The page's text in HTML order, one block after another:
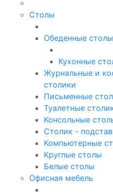
Столы
Обеденные столы
Кухонные
Журнальные и
столики
Письменные
Туалетные
Консольные
Столик -
Компьютерные
Круглые столы
Белые столы
Офисная мебель